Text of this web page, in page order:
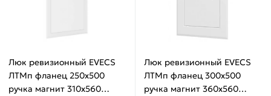
Люк ревизионный EVECS
ЛТМп фланец 250x500
ручка магнит 310x560
Люк ревизионный EVECS
ЛТМп фланец 300x500
ручка магнит 360x560